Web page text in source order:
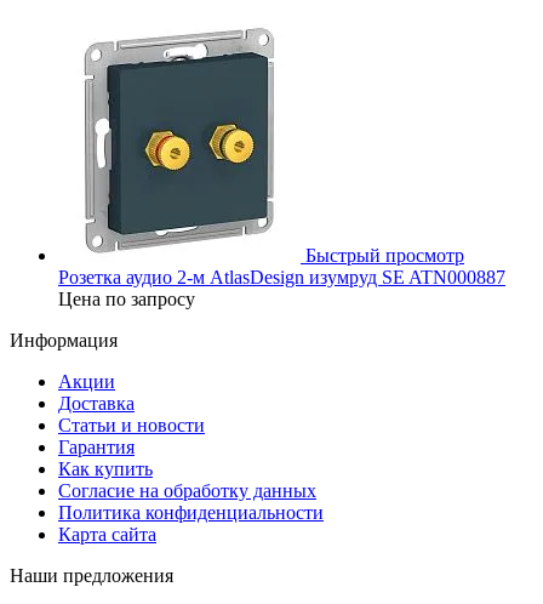
Быстрый просмотр
Розетка аудио 2-м AtlasDesign изумруд SE ATN000887
Цена по запросу
Информация
Акции
Доставка
Статьи и новости
Гарантия
Как купить
Согласие на обработку данных
Политика конфиденциальности
Карта сайта
Наши предложения